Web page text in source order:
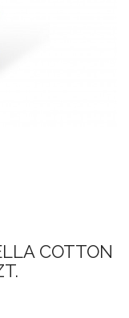
COTTON